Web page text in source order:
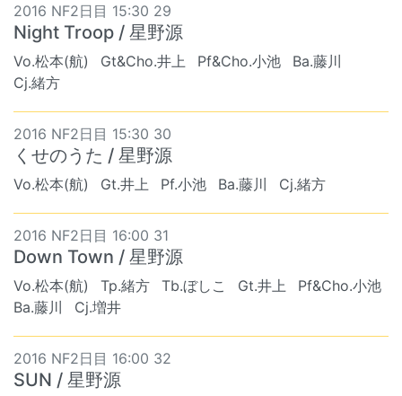
2016 NF2日目 15:30 29
Night Troop / 星野源
Vo.松本(航) Gt&Cho.井上 Pf&Cho.小池
Ba.藤川
Cj.緒方
2016 NF2日目 15:30 30
くせのうた / 星野源
Vo.松本(航) Gt.井上 Pf.小池 Ba.藤川 Cj.緒方
2016 NF2日目 16:00 31
Down Town / 星野源
Vo.松本(航) Tp.緒方 Tb.ぼしこ Gt.井上
Pf&Cho.小池
Ba.藤川
Cj.増井
2016 NF2日目 16:00 32
SUN / 星野源